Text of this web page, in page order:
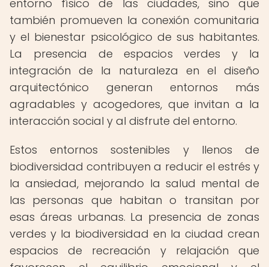
entorno físico de las ciudades, sino que
también promueven la conexión comunitaria
y el bienestar psicológico de sus habitantes.
La presencia de espacios verdes y la
integración de la naturaleza en el diseño
arquitectónico generan entornos más
agradables y acogedores, que invitan a la
interacción social y al disfrute del entorno.
Estos entornos sostenibles y llenos de
biodiversidad contribuyen a reducir el estrés y
la ansiedad, mejorando la salud mental de
las personas que habitan o transitan por
esas áreas urbanas. La presencia de zonas
verdes y la biodiversidad en la ciudad crean
espacios de recreación y relajación que